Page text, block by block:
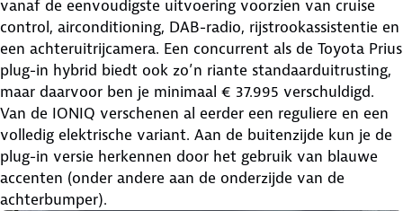
vanaf de eenvoudigste uitvoering voorzien van cruise
control, airconditioning, DAB-radio, rijstrookassistentie en
een achteruitrijcamera. Een concurrent als de Toyota Prius
plug-in hybrid biedt ook zo’n riante standaarduitrusting,
maar daarvoor ben je minimaal € 37.995 verschuldigd.
Van de IONIQ verschenen al eerder een reguliere en een
volledig elektrische variant. Aan de buitenzijde kun je de
plug-in versie herkennen door het gebruik van blauwe
accenten (onder andere aan de onderzijde van de
achterbumper).